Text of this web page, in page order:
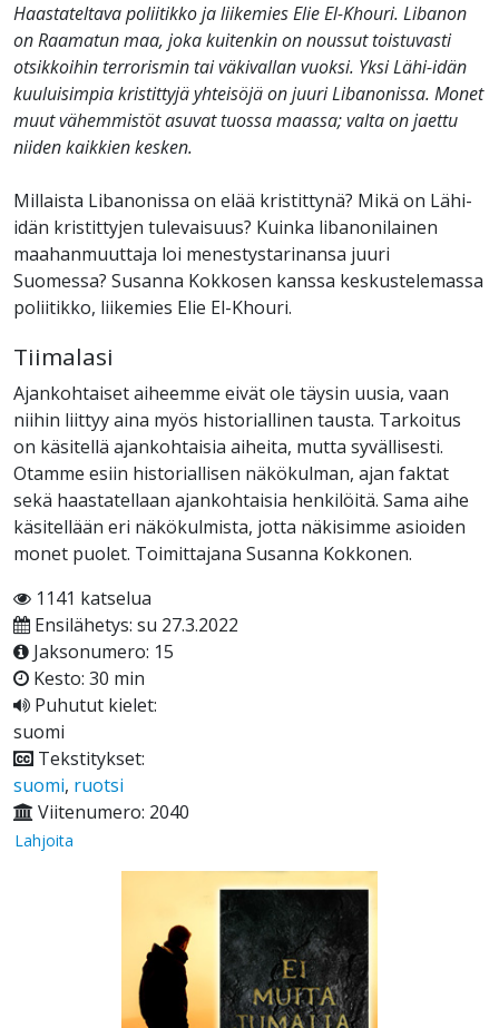
Haastateltava poliitikko ja liikemies Elie El-Khouri. Libanon
on Raamatun maa, joka kuitenkin on noussut toistuvasti
otsikkoihin terrorismin tai väkivallan vuoksi. Yksi Lähi-idän
kuuluisimpia kristittyjä yhteisöjä on juuri Libanonissa. Monet
muut vähemmistöt asuvat tuossa maassa; valta on jaettu
niiden kaikkien kesken.
Millaista Libanonissa on elää kristittynä? Mikä on Lähi-
idän kristittyjen tulevaisuus? Kuinka libanonilainen
maahanmuuttaja loi menestystarinansa juuri
Suomessa? Susanna Kokkosen kanssa keskustelemassa
poliitikko, liikemies Elie El-Khouri.
Tiimalasi
Ajankohtaiset aiheemme eivät ole täysin uusia, vaan
niihin liittyy aina myös historiallinen tausta. Tarkoitus
on käsitellä ajankohtaisia aiheita, mutta syvällisesti.
Otamme esiin historiallisen näkökulman, ajan faktat
sekä haastatellaan ajankohtaisia henkilöitä. Sama aihe
käsitellään eri näkökulmista, jotta näkisimme asioiden
monet puolet. Toimittajana Susanna Kokkonen.
1141 katselua
Ensilähetys: su 27.3.2022
Jaksonumero: 15
Kesto: 30 min
Puhutut kielet:
suomi
Tekstitykset:
suomi, ruotsi
Viitenumero: 2040
Lahjoita